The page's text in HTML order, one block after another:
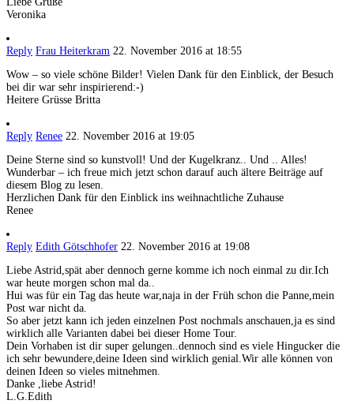
Veronika
Reply Frau Heiterkram 22. November 2016 at 18:55
Wow – so viele schöne Bilder! Vielen Dank für den Einblick, der Besuch
bei dir war sehr inspirierend:-)
Heitere Grüsse Britta
Reply Renee 22. November 2016 at 19:05
Deine Sterne sind so kunstvoll! Und der Kugelkranz.. Und .. Alles!
Wunderbar – ich freue mich jetzt schon darauf auch ältere Beiträge auf
diesem Blog zu lesen.
Herzlichen Dank für den Einblick ins weihnachtliche Zuhause
Renee
Reply Edith Götschhofer 22. November 2016 at 19:08
Liebe Astrid,spät aber dennoch gerne komme ich noch einmal zu dir.Ich
war heute morgen schon mal da..
Hui was für ein Tag das heute war,naja in der Früh schon die Panne,mein
Post war nicht da.
So aber jetzt kann ich jeden einzelnen Post nochmals anschauen,ja es sind
wirklich alle Varianten dabei bei dieser Home Tour.
Dein Vorhaben ist dir super gelungen..dennoch sind es viele Hingucker die
ich sehr bewundere,deine Ideen sind wirklich genial.Wir alle können von
deinen Ideen so vieles mitnehmen.
Danke ,liebe Astrid!
L.G.Edith